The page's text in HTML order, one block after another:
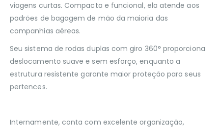
viagens curtas. Compacta e funcional, ela atende aos
padrões de bagagem de mão da maioria das
companhias aéreas.
Seu sistema de rodas duplas com giro 360° proporciona
deslocamento suave e sem esforço, enquanto a
estrutura resistente garante maior proteção para seus
pertences.
Internamente, conta com excelente organização,